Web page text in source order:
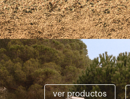
ver productos